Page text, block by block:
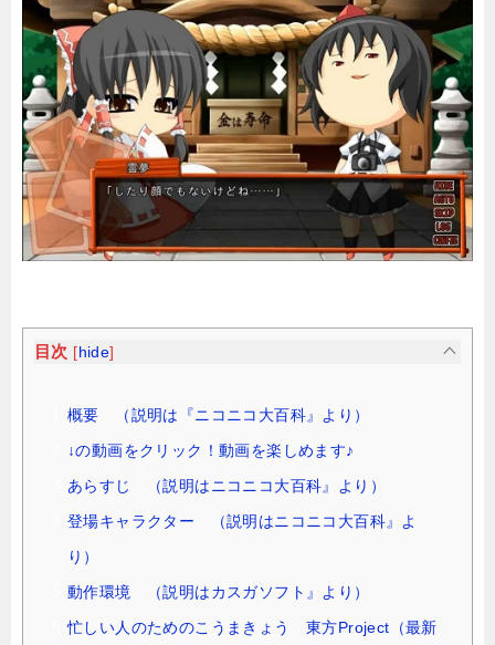
目次 [ hide]
概要 （説明は『ニコニコ大百科』より）
↓の動画をクリック！動画を楽しめます♪
あらすじ （説明はニコニコ大百科』より）
登場キャラクター （説明はニコニコ大百科』よ
り）
動作環境 （説明はカスガソフト』より）
忙しい人のためのこうまきょう 東方Project（最新